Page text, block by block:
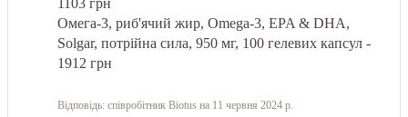
Омега-3, риб'ячий жир, Omega-3, EPA & DHA,
Solgar, потрійна сила, 950 мг, 100 гелевих капсул -
1912 грн
Відповідь: співробітник Biotus на 11 червня 2024 р.